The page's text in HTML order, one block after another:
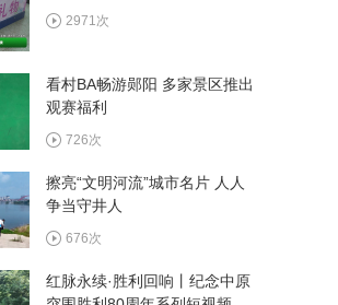
6月9日《劳动者》
6月2日《劳动者》
2971次
看村BA畅游郧阳 多家景区推出
观赛福利
726次
擦亮“文明河流”城市名片 人人
争当守井人
676次
红脉永续·胜利回响丨纪念中原